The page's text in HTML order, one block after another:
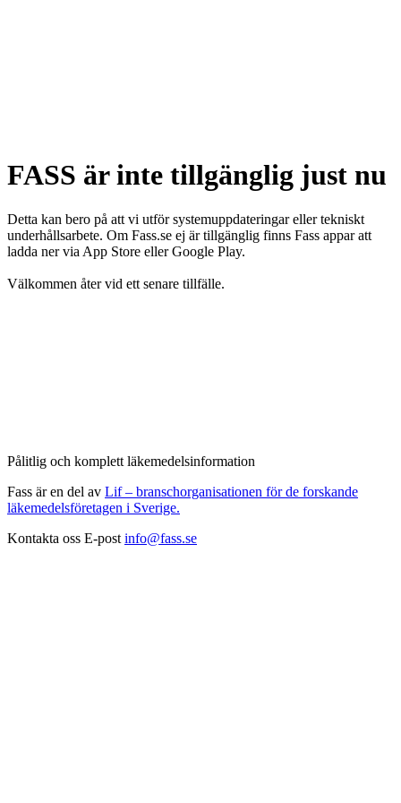
FASS är inte tillgänglig just nu
Detta kan bero på att vi utför systemuppdateringar eller tekniskt
underhållsarbete. Om Fass.se ej är tillgänglig finns Fass appar att
ladda ner via App Store eller Google Play.
Välkommen åter vid ett senare tillfälle.
Pålitlig och komplett läkemedelsinformation
Fass är en del av Lif – branschorganisationen för de forskande
läkemedelsföretagen i Sverige.
Kontakta oss E-post info@fass.se